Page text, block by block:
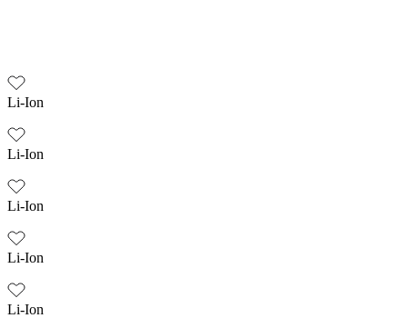
Li-Ion
Li-Ion
Li-Ion
Li-Ion
Li-Ion